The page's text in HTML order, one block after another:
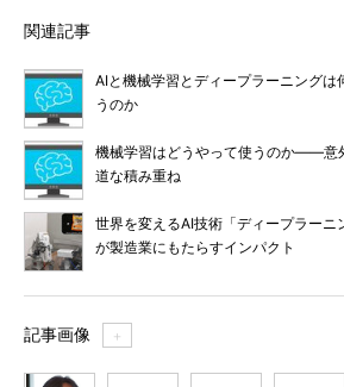
関連記事
AIと機械学習とディープラーニングは
うのか
機械学習はどうやって使うのか――意
道な積み重ね
世界を変えるAI技術「ディープラーニ
が製造業にもたらすインパクト
記事画像 ＋